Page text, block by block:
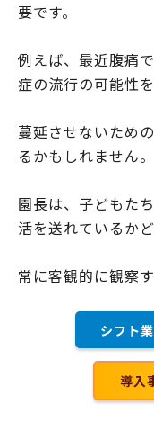
要です。
例えば、最近腹痛
症の流行の可能性
蔓延させないため
るかもしれません。
園長は、子どもた
活を送れているかど
常に客観的に観察
シフト
導入